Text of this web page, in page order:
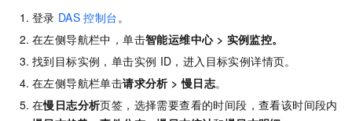
登录 DAS 控制台。
在左侧导航栏中，单击智能运维中心> 实例监控。
找到目标实例，单击实例 ID，进入目标实例详情页。
在左侧导航栏单击请求分析>慢日志。
在慢日志分析页签，选择需要查看的时间段，查看该时间段内